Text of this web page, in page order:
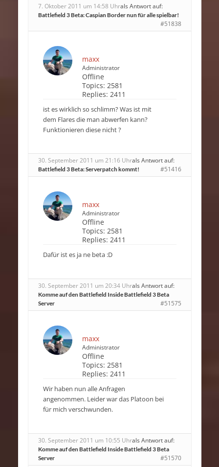
7. Oktober 2011 um 14:58 Uhrals Antwort auf:
Battlefield 3 Beta: Caspian Border nun für alle spielbar!
#51838
maxx
Administrator
Offline
Topics: 2581
Replies: 2411
ist es wirklich so schlimm? Was ist mit
dem Flares die man abwerfen kann?
Funktionieren diese nicht ?
30. September 2011 um 21:16 Uhrals Antwort auf:
Battlefield 3 Beta: Serverpatch kommt! #51416
maxx
Administrator
Offline
Topics: 2581
Replies: 2411
Dafür ist es ja ne beta :D
30. September 2011 um 20:34 Uhrals Antwort auf:
Komme auf den Battlefield Inside Battlefield 3 Beta
Server
#51575
maxx
Administrator
Offline
Topics: 2581
Replies: 2411
Wir haben nun alle Anfragen
angenommen. Leider war das Platoon bei
für mich verschwunden.
30. September 2011 um 10:55 Uhrals Antwort auf:
Komme auf den Battlefield Inside Battlefield 3 Beta
Server
#51570